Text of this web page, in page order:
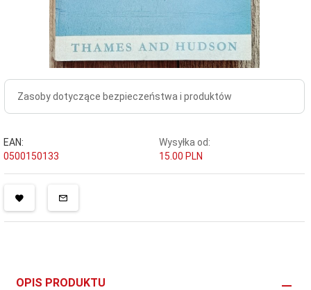
Zasoby dotyczące bezpieczeństwa i produktów
EAN:
0500150133
Wysyłka od:
15.00 PLN
OPIS PRODUKTU